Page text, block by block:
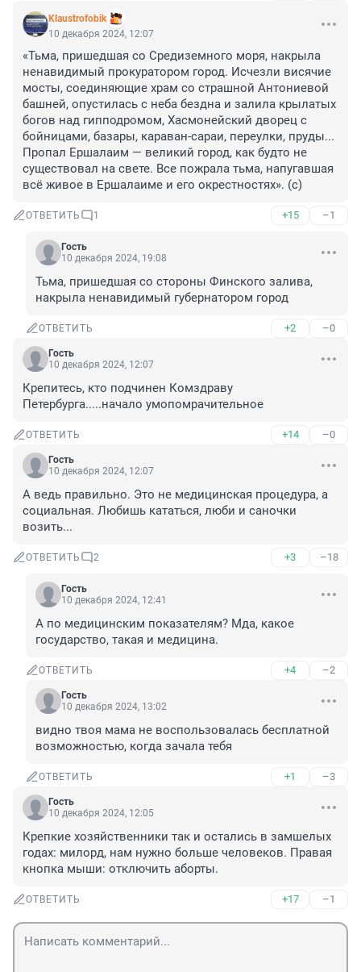
Klaustrofobik
10 декабря 2024, 12:07
«Тьма, пришедшая со Средиземного моря, накрыла
ненавидимый прокуратором город. Исчезли висячие
мосты, соединяющие храм со страшной Антониевой
башней, опустилась с неба бездна и залила крылатых
богов над гипподромом, Хасмонейский дворец с
бойницами, базары, караван-сараи, переулки, пруды...
Пропал Ершалаим — великий город, как будто не
существовал на свете. Все пожрала тьма, напугавшая
всё живое в Ершалаиме и его окрестностях». (с)
ОТВЕТИТЬ 1 +15 –1
Гость
10 декабря 2024, 19:08
Тьма, пришедшая со стороны Финского залива,
накрыла ненавидимый губернатором город
ОТВЕТИТЬ +2 –0
Гость
10 декабря 2024, 12:07
Крепитесь, кто подчинен Комздраву
Петербурга.....начало умопомрачительное
ОТВЕТИТЬ +14 –0
Гость
10 декабря 2024, 12:07
А ведь правильно. Это не медицинская процедура, а
социальная. Любишь кататься, люби и саночки
возить...
ОТВЕТИТЬ 2 +3 –18
Гость
10 декабря 2024, 12:41
А по медицинским показателям? Мда, какое
государство, такая и медицина.
ОТВЕТИТЬ +4 –2
Гость
10 декабря 2024, 13:02
видно твоя мама не воспользовалась бесплатной
возможностью, когда зачала тебя
ОТВЕТИТЬ +1 –3
Гость
10 декабря 2024, 12:05
Крепкие хозяйственники так и остались в замшелых
годах: милорд, нам нужно больше человеков. Правая
кнопка мыши: отключить аборты.
ОТВЕТИТЬ +17 –1